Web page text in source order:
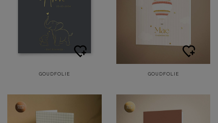
GOUDFOLIE GOUDFOLIE